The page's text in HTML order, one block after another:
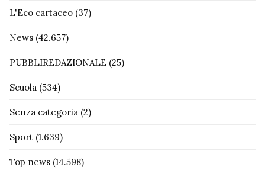
L'Eco cartaceo (37)
News (42.657)
PUBBLIREDAZIONALE (25)
Scuola (534)
Senza categoria (2)
Sport (1.639)
Top news (14.598)